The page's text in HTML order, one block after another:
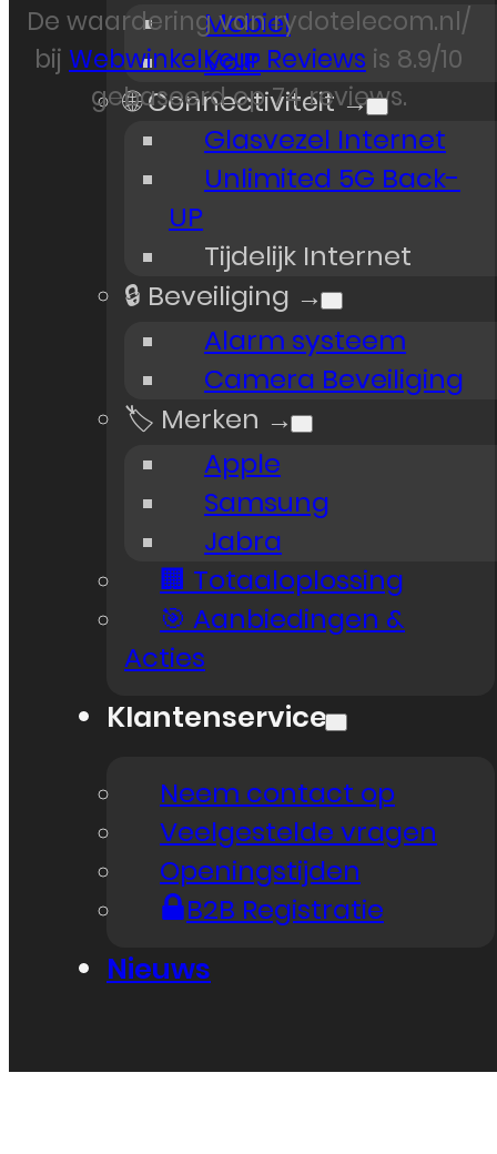
Mobiel
VoIP
🌐 Connectiviteit →
Glasvezel Internet
Unlimited 5G Back-
UP
Tijdelijk Internet
🔒 Beveiliging →
Alarm systeem
Camera Beveiliging
🏷️ Merken →
Apple
Samsung
Jabra
🏢 Totaaloplossing
🎯 Aanbiedingen &
Acties
Klantenservice
Neem contact op
Veelgestelde vragen
Openingstijden
B2B Registratie
Nieuws
Webdesign – Rydo Telecom
De waardering van rydotelecom.nl/
bij WebwinkelKeur Reviews is 8.9/10
gebaseerd op 74 reviews.